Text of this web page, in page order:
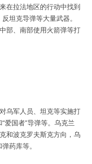
在拉法地区的行动中找到
坦克导弹等大量武器。
部、南部使用火箭弹等打
乌军人员、坦克等实施打
爱国者”导弹等。乌克兰
和波克罗夫斯克方向，乌
药库等。